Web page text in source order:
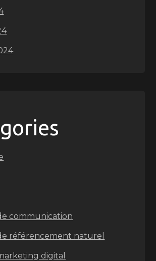
communication
référencement naturel
digital